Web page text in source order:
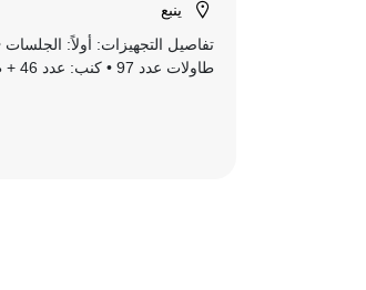
ينبع
طاولات عدد 97 • كنب: عدد 46 + طاولات عدد 12...